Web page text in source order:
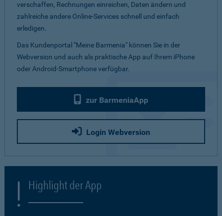
verschaffen, Rechnungen einreichen, Daten ändern und
zahlreiche andere Online-Services schnell und einfach
erledigen.
Das Kundenportal "Meine Barmenia" können Sie in der
Webversion und auch als praktische App auf Ihrem iPhone
oder Android-Smartphone verfügbar.
zur BarmeniaApp
Login Webversion
Highlight der App